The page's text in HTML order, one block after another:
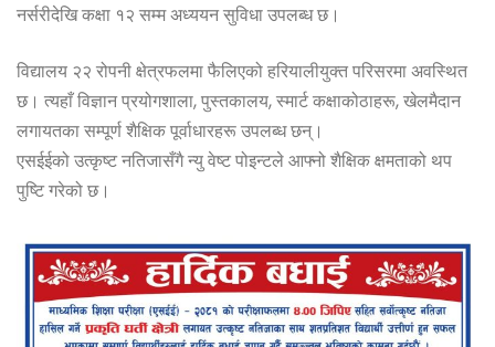
नर्सरीदेखि कक्षा १२ सम्म अध्ययन सुविधा उपलब्ध छ।
विद्यालय २२ रोपनी क्षेत्रफलमा फैलिएको हरियालीयुक्त परिसरमा अवस्थित
छ। त्यहाँ विज्ञान प्रयोगशाला, पुस्तकालय, स्मार्ट कक्षाकोठाहरू, खेलमैदान
लगायतका सम्पूर्ण शैक्षिक पूर्वाधारहरू उपलब्ध छन्।
एसईईको उत्कृष्ट नतिजासँगै न्यु वेष्ट पोइन्टले आफ्नो शैक्षिक क्षमताको थप
पुष्टि गरेको छ।